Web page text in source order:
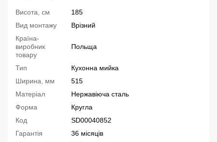
Висота, см
185
Вид монтажу
Врізний
Країна-
виробник
товару
Польща
Тип
Кухонна мийка
Ширина, мм
515
Матеріал
Нержавіюча сталь
Форма
Кругла
Код
SD00040852
Гарантія
36 місяців